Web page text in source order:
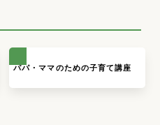
パパ・ママのための子育て講座